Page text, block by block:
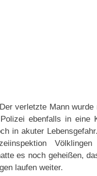
verletzte Mann wurde
ebenfalls in eine
in akuter
es noch geheißen,
laufen weiter.